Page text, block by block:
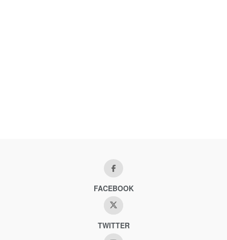
FACEBOOK
TWITTER